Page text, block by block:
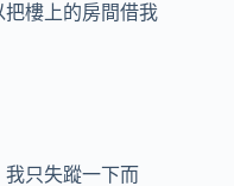
樓上的房間借我
只失蹤一下而